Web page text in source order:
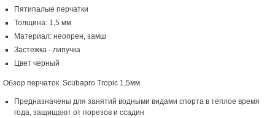
Пятипалые перчатки
Толщина: 1,5 мм
Материал: неопрен, замш
Застежка - липучка
Цвет черный
Обзор перчаток Scubapro Tropic 1,5мм
Предназначены для занятий водными видами спорта в теплое время
года, защищают от порезов и ссадин